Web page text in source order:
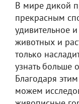
В мире дикой
прекрасным
удивительное
животных и
только
узнать больше
Благодаря
можем